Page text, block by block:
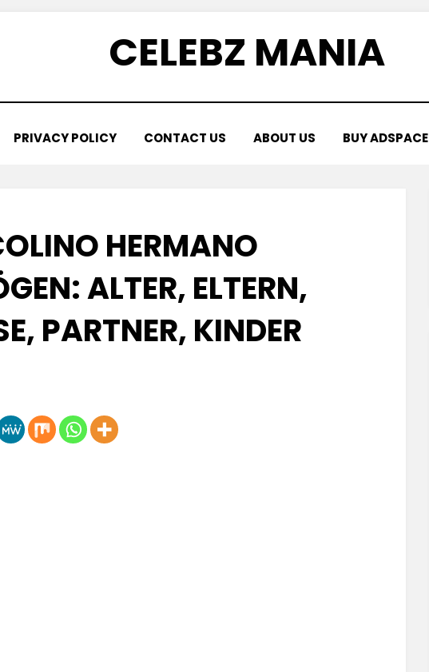
CELEBZ MANIA
PRIVACY POLICY CONTACT US ABOUT US BUY ADSPACE
HERMANO
ALTER, ELTERN,
PARTNER, KINDER